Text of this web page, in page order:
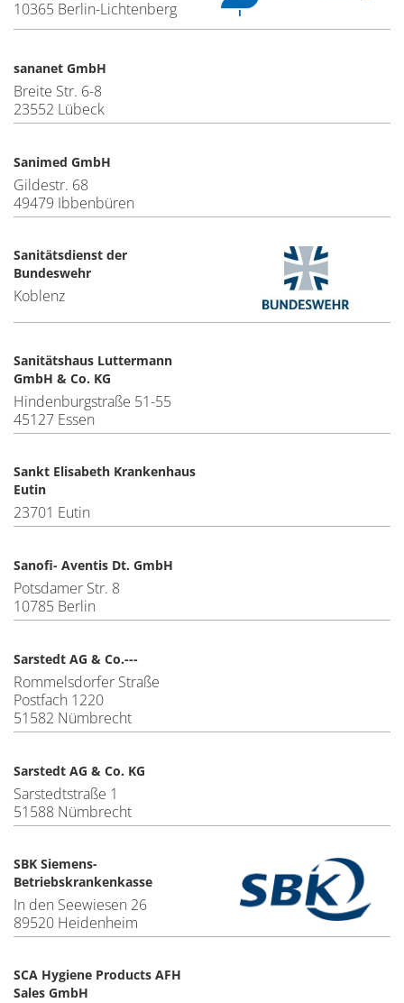
10365 Berlin-Lichtenberg
sananet GmbH
Breite Str. 6-8
23552 Lübeck
Sanimed GmbH
Gildestr. 68
49479 Ibbenbüren
Sanitätsdienst der
Bundeswehr
Koblenz
Sanitätshaus Luttermann
GmbH & Co. KG
Hindenburgstraße 51-55
45127 Essen
Sankt Elisabeth Krankenhaus
Eutin
23701 Eutin
Sanofi- Aventis Dt. GmbH
Potsdamer Str. 8
10785 Berlin
Sarstedt AG & Co.---
Rommelsdorfer Straße
Postfach 1220
51582 Nümbrecht
Sarstedt AG & Co. KG
Sarstedtstraße 1
51588 Nümbrecht
SBK Siemens-
Betriebskrankenkasse
In den Seewiesen 26
89520 Heidenheim
SCA Hygiene Products AFH
Sales GmbH